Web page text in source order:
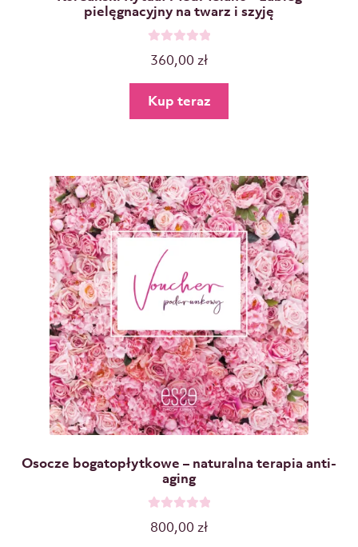
pielęgnacyjny na twarz i szyję
e
n
i
o
0
n
a
360,00 zł
Kup teraz
Osocze bogatopłytkowe – naturalna terapia anti-
aging
800,00 zł